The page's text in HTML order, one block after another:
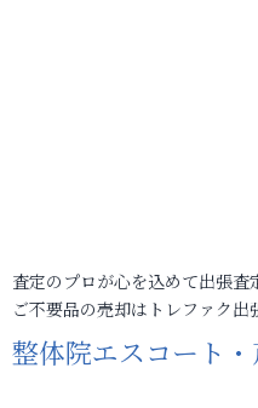
査定のプロが心を込めて出張査
ご不要品の売却はトレファク出
整体院エスコート